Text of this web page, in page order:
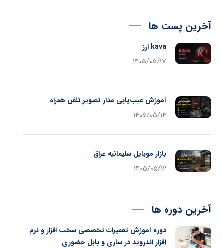
آخرین پست ها
kava ارز
1405/05/17
آموزش عیب‌یابی مدار تصویر تلفن همراه
1405/05/14
بازار موبایل سلیمانیه عراق
1405/05/12
آخرین دوره ها
دوره آموزش تعمیرات تخصصی سخت افزار و نرم
افزار اندروید در ساری و بابل حضوری